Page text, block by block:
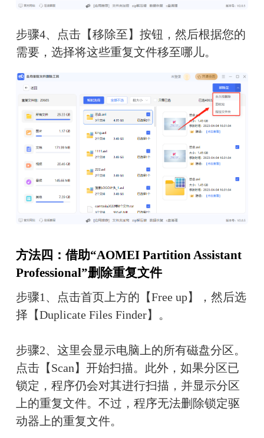
步骤4、点击【移除至】按钮，然后根据您的
需要，选择将这些重复文件移至哪儿。
方法四：借助“AOMEI Partition Assistant
Professional”删除重复文件
步骤1、点击首页上方的【Free up】，然后选
择【Duplicate Files Finder】。
步骤2、这里会显示电脑上的所有磁盘分区。
点击【Scan】开始扫描。此外，如果分区已
锁定，程序仍会对其进行扫描，并显示分区
上的重复文件。不过，程序无法删除锁定驱
动器上的重复文件。